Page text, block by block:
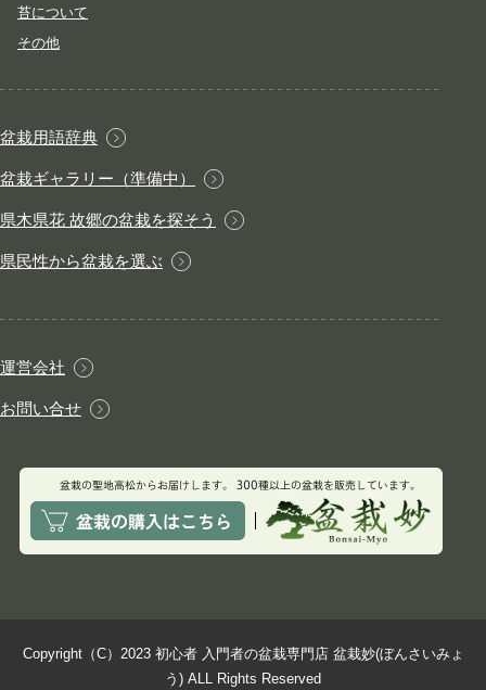
苔について
その他
盆栽用語辞典
盆栽ギャラリー（準備中）
県木県花 故郷の盆栽を探そう
県民性から盆栽を選ぶ
運営会社
お問い合せ
Copyright（C）2023 初心者 入門者の盆栽専門店 盆栽妙(ぼんさいみょ
う) ALL Rights Reserved